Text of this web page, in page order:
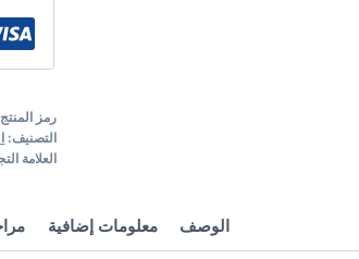
رمز
التصنيف:
العلامة
الوصف معلومات إضافية